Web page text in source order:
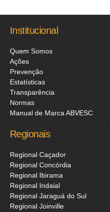
Institucional
Quem Somos
Ações
Prevenção
Estatísticas
Transparência
Normas
Manual de Marca ABVESC
Regionais
Regional Caçador
Regional Concórdia
Regional Ibirama
Regional Indaial
Regional Jaraguá do Sul
Regional Joinville